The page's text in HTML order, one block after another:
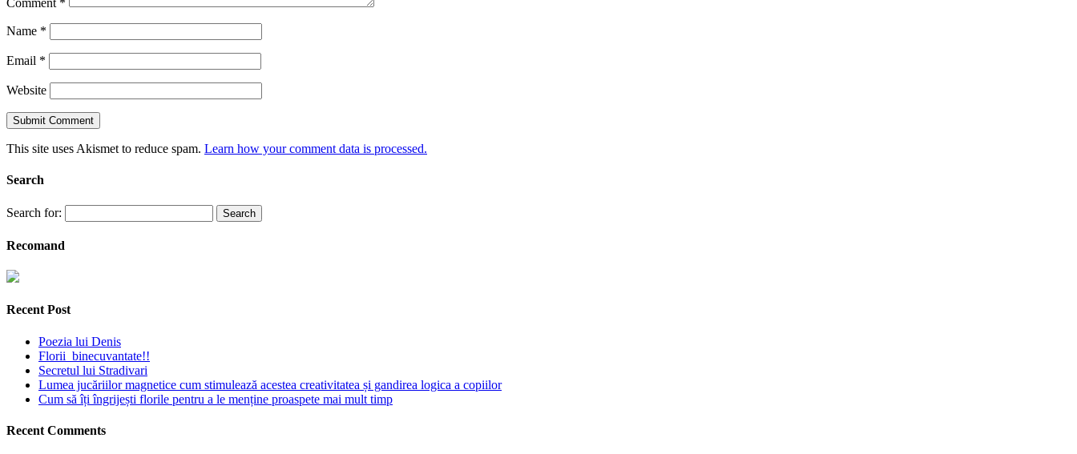
Comment *
Name *
Email *
Website
This site uses Akismet to reduce spam. Learn how your comment data is processed.
Search
Search for:
Recomand
Recent Post
Poezia lui Denis
Florii binecuvantate!!
Secretul lui Stradivari
Lumea jucăriilor magnetice cum stimulează acestea creativitatea și gandirea logica a copiilor
Cum să îți îngrijești florile pentru a le menține proaspete mai mult timp
Recent Comments